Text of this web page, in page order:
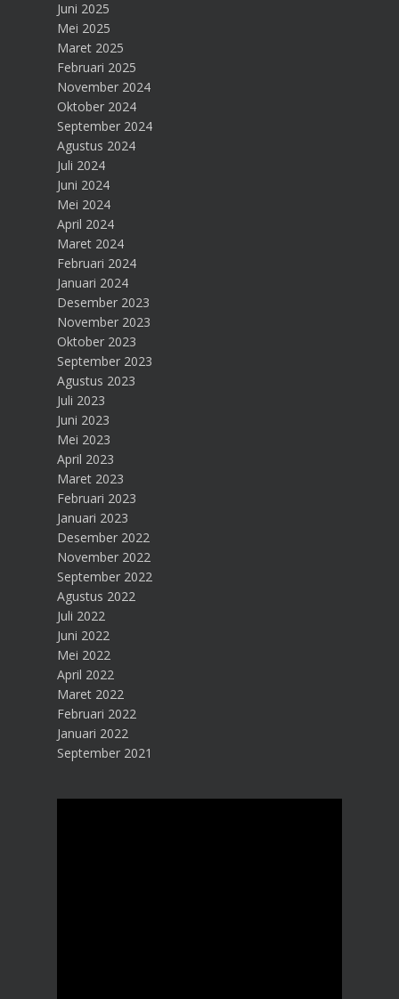
Juni 2025
Mei 2025
Maret 2025
Februari 2025
November 2024
Oktober 2024
September 2024
Agustus 2024
Juli 2024
Juni 2024
Mei 2024
April 2024
Maret 2024
Februari 2024
Januari 2024
Desember 2023
November 2023
Oktober 2023
September 2023
Agustus 2023
Juli 2023
Juni 2023
Mei 2023
April 2023
Maret 2023
Februari 2023
Januari 2023
Desember 2022
November 2022
September 2022
Agustus 2022
Juli 2022
Juni 2022
Mei 2022
April 2022
Maret 2022
Februari 2022
Januari 2022
September 2021